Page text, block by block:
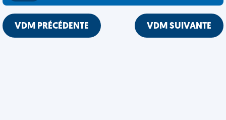
VDM PRÉCÉDENTE VDM SUIVANTE